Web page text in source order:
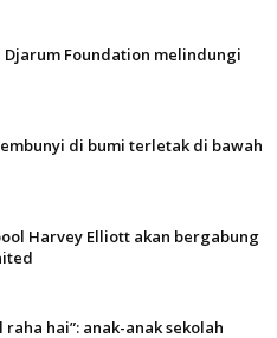
Djarum Foundation melindungi
di bumi terletak di bawah
Harvey Elliott akan bergabung
hai”: anak-anak sekolah